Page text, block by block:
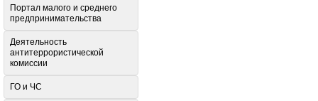
Портал малого и среднего
предпринимательства
Деятельность
антитеррористической
комиссии
ГО и ЧС